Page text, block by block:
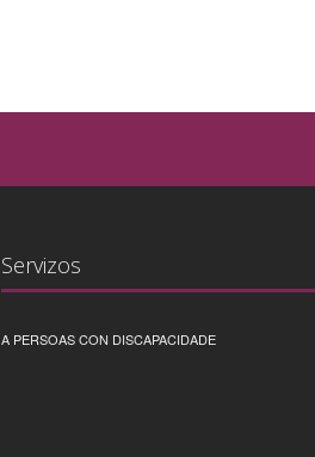
Servizos
A PERSOAS CON DISCAPACIDADE